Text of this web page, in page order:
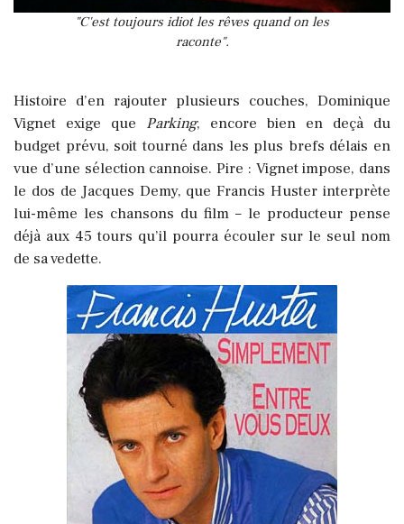
"C'est toujours idiot les rêves quand on les
raconte".
Histoire d’en rajouter plusieurs couches, Dominique
Vignet exige que Parking, encore bien en deçà du
budget prévu, soit tourné dans les plus brefs délais en
vue d’une sélection cannoise. Pire : Vignet impose, dans
le dos de Jacques Demy, que Francis Huster interprète
lui-même les chansons du film – le producteur pense
déjà aux 45 tours qu’il pourra écouler sur le seul nom
de sa vedette.